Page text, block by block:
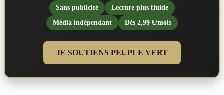
Sans publicité
Lecture plus fluide
Média indépendant
Dès 2,99 €/mois
JE SOUTIENS PEUPLE VERT